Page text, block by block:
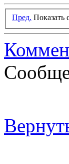
Пред. Показать